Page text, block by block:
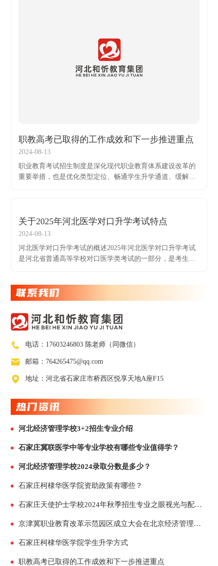
的招生计划，满足中职学生接受高层次教育的需求。
职教高考已取得的工作成效和下一步推进重点
2024-08-13
职业教育考试招生制度是深化现代职业教育体系建设改革的
重要举措，也是优化类型定位、畅通学生升学通道、缓解教
关于2025年河北医学对口升学考试特点
2024-08-13
河北医学对口升学考试的概述2025年河北医学对口升学考试
是河北省普通高等学校对口医学类考试的一部分，是考生进
联系我们
电话：17603246803 陈老师（同微信）
邮箱：764265475@qq.com
地址：河北省石家庄市桥西区悦享天地A座F15
热门资讯
河北经济管理学校3+2招生专业介绍
石家庄冀联医学中等专业学校有哪些专业值得学？
河北经济管理学校2024录取分数是多少？
石家庄柯棣华医学院资助政策有哪些？
石家庄天使护士学校2024年秋季招生专业之眼视光与配镜专业
京津冀职业教育改革示范园区成立大会在北京经济管理职业学院固安校区顺利召开
石家庄柯棣华医学院学生升学方式
职教高考已取得的工作成效和下一步推进重点